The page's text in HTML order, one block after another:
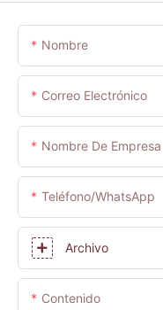
Nombre
Correo Electrónico
Nombre De Empresa
Teléfono/WhatsApp
Archivo
Contenido